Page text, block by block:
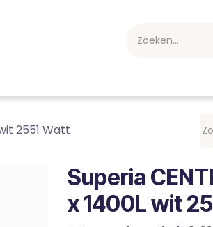
2551 Watt
Superia
x 1400L wit